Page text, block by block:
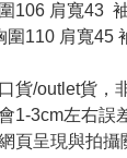
106 肩寬43
圍110 肩寬45
貨/outlet貨，
1-3cm左右誤
頁呈現與拍攝